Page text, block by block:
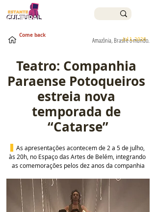
Jul 1, 2026
Amazônia, Brasil e o mundo.
Come back
Teatro: Companhia
Paraense Potoqueiros
estreia nova
temporada de
“Catarse”
As apresentações acontecem de 2 a 5 de julho,
às 20h, no Espaço das Artes de Belém, integrando
as comemorações pelos dez anos da companhia